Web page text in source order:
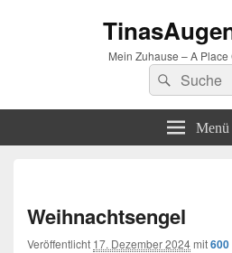
Mein Zuhause – A
Suchen
nach:
Suchen
Menü
Weihnachtsengel
Veröffentlicht 17. Dezember 2024mit600